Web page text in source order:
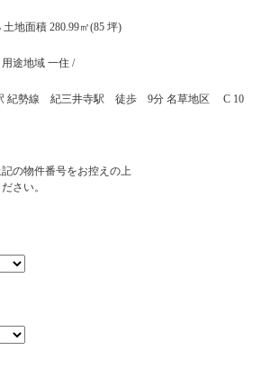
地面積 280.99㎡(85 坪)
途地域 一住 /
紀勢線 紀三井寺駅 徒歩 9分 名草地区 C 10
の物件番号をお控えの上
さい。